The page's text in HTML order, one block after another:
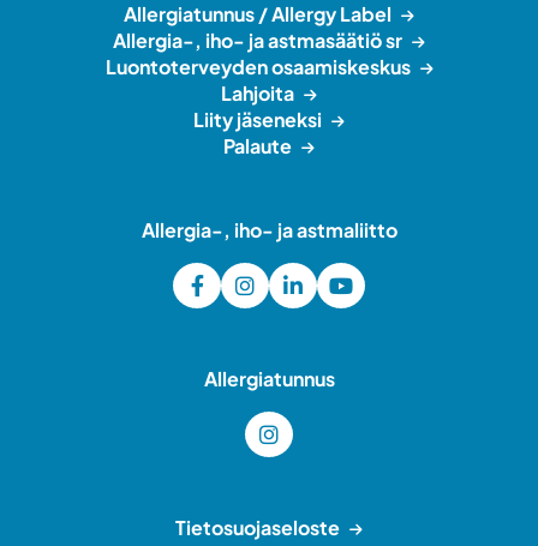
Allergiatunnus / Allergy Label
Allergia-, iho- ja astmasäätiö sr
Luontoterveyden osaamiskeskus
Lahjoita
Liity jäseneksi
Palaute
Allergia-, iho- ja astmaliitto
Allergiatunnus
Tietosuojaseloste